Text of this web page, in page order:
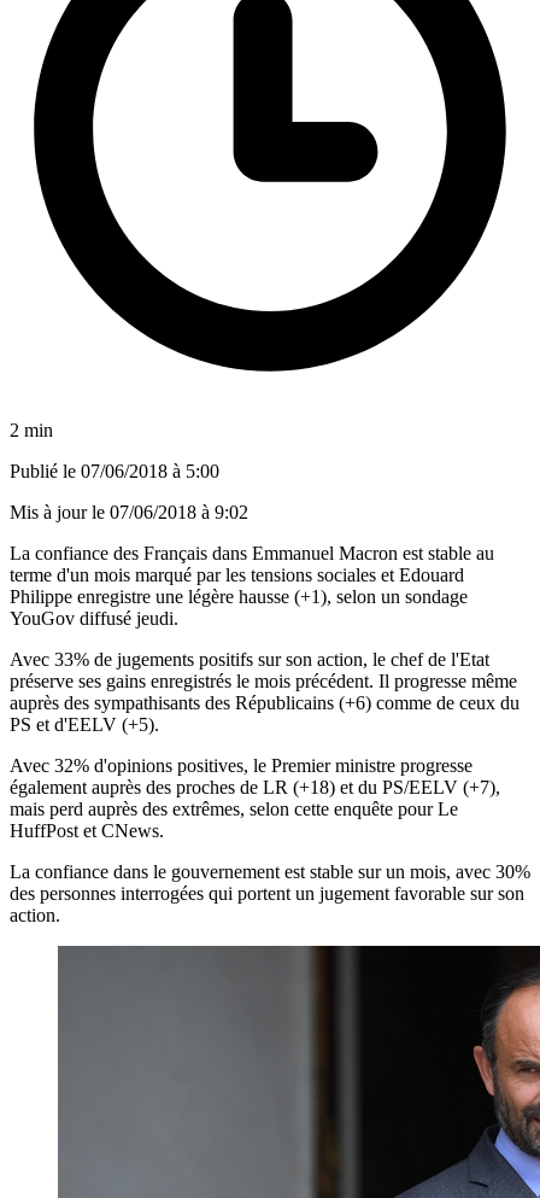
2 min
Publié le 07/06/2018 à 5:00
Mis à jour le 07/06/2018 à 9:02
La confiance des Français dans Emmanuel Macron est stable au
terme d'un mois marqué par les tensions sociales et Edouard
Philippe enregistre une légère hausse (+1), selon un sondage
YouGov diffusé jeudi.
Avec 33% de jugements positifs sur son action, le chef de l'Etat
préserve ses gains enregistrés le mois précédent. Il progresse même
auprès des sympathisants des Républicains (+6) comme de ceux du
PS et d'EELV (+5).
Avec 32% d'opinions positives, le Premier ministre progresse
également auprès des proches de LR (+18) et du PS/EELV (+7),
mais perd auprès des extrêmes, selon cette enquête pour Le
HuffPost et CNews.
La confiance dans le gouvernement est stable sur un mois, avec 30%
des personnes interrogées qui portent un jugement favorable sur son
action.